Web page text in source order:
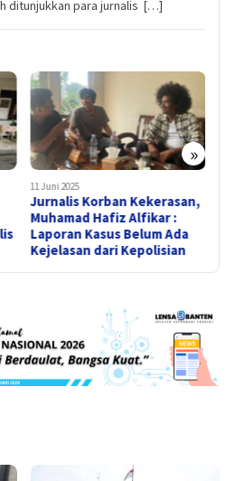
ditunjukkan para jurnalis […]
»
11 Juni 2025
Jurnalis Korban Kekerasan,
Muhamad Hafiz Alfikar :
Laporan Kasus Belum Ada
Kejelasan dari Kepolisian